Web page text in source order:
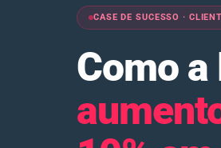
CASE DE SUCESSO ·
Como